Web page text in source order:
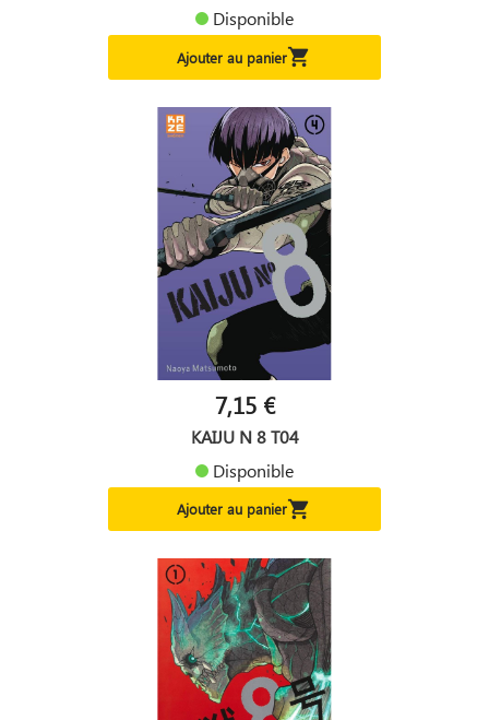
Disponible
Ajouter au panier
7,15 €
KAIJU N 8 T04
Disponible
Ajouter au panier